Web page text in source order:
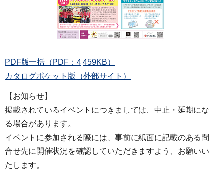
PDF版一括（PDF：4,459KB）
カタログポケット版（外部サイト）
【お知らせ】
掲載されているイベントにつきましては、中止・延期にな
る場合があります。
イベントに参加される際には、事前に紙面に記載のある問
合せ先に開催状況を確認していただきますよう、お願いい
たします。